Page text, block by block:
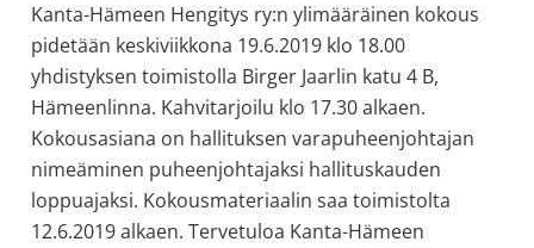
sisäilma
tai
allergiat.
K-
H
Hengitys
ry
Kanta-Hämeen Hengitys ry:n ylimääräinen kokous
pidetään keskiviikkona 19.6.2019 klo 18.00
yhdistyksen toimistolla Birger Jaarlin katu 4 B,
Hämeenlinna. Kahvitarjoilu klo 17.30 alkaen.
Kokousasiana on hallituksen varapuheenjohtajan
nimeäminen puheenjohtajaksi hallituskauden
loppuajaksi. Kokousmateriaalin saa toimistolta
12.6.2019 alkaen. Tervetuloa Kanta-Hämeen